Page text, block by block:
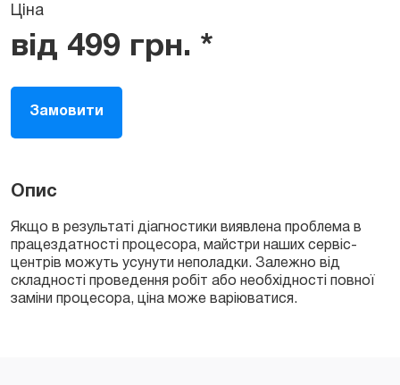
Ціна
від 499 грн. *
Замовити
Опис
Якщо в результаті діагностики виявлена проблема в
працездатності процесора, майстри наших сервіс-
центрів можуть усунути неполадки. Залежно від
складності проведення робіт або необхідності повної
заміни процесора, ціна може варіюватися.